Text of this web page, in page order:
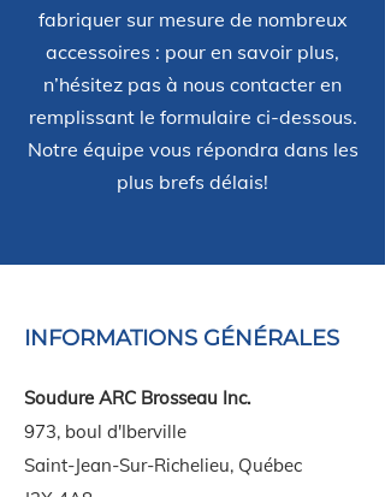
fabriquer sur mesure de nombreux
accessoires : pour en savoir plus,
n’hésitez pas à nous contacter en
remplissant le formulaire ci-dessous.
Notre équipe vous répondra dans les
plus brefs délais!
INFORMATIONS GÉNÉRALES
Soudure ARC Brosseau Inc.
973, boul d'Iberville
Saint-Jean-Sur-Richelieu, Québec